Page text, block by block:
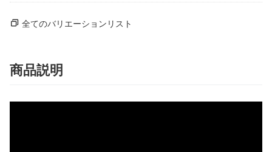
全てのバリエーションリスト
商品説明